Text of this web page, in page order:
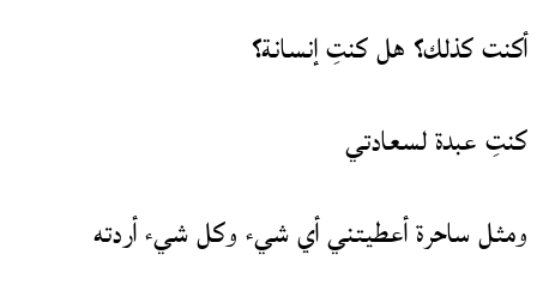
أكنت كذلك؟ هل كنتِ إنسانة؟
كنتِ عبدة لسعادتي
ومثل ساحرة أعطيتني أي شيء وكل شيء أردته